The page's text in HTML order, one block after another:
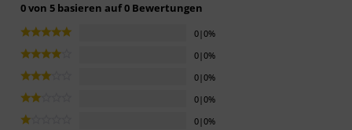
0 von 5 basieren auf 0 Bewertungen
0|0%
0|0%
0|0%
0|0%
0|0%